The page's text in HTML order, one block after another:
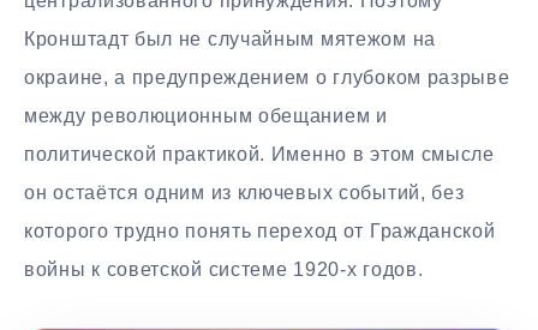
Кронштадт был не случайным мятежом на
окраине, а предупреждением о глубоком разрыве
между революционным обещанием и
политической практикой. Именно в этом смысле
он остаётся одним из ключевых событий, без
которого трудно понять переход от Гражданской
войны к советской системе 1920-х годов.